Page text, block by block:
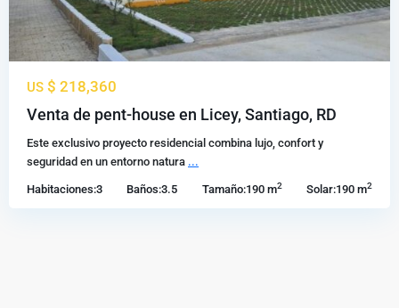
US $ 218,360
Venta de pent-house en Licey, Santiago, RD
Este exclusivo proyecto residencial combina lujo, confort y
seguridad en un entorno natura ...
Habitaciones:3 Baños:3.5 Tamaño:190 m2 Solar:190 m2